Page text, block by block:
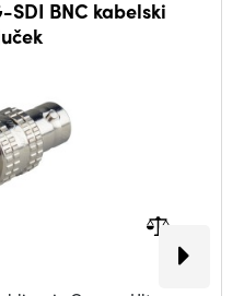
SDI BNC kabelski